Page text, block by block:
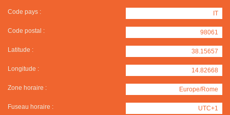
Code pays : IT
Code postal : 98061
Latitude : 38.15657
Longitude : 14.82668
Zone horaire : Europe/Rome
Fuseau horaire : UTC+1